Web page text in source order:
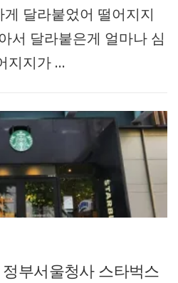
달라붙었어 떨어지지
서 달라붙은게 얼마나 심
지지가 …
부서울청사 스타벅스